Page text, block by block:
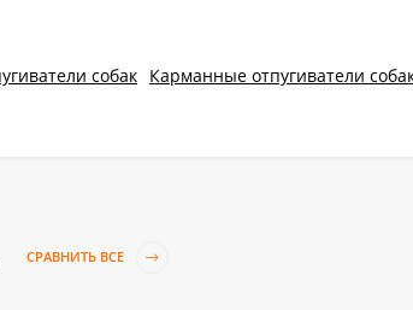
собак Карманные отпугиватели
СРАВНИТЬ ВСЕ